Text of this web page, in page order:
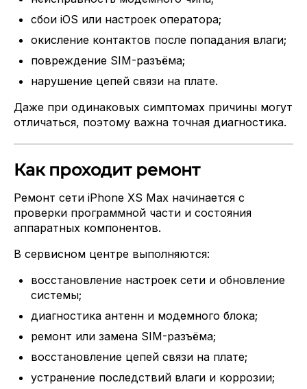
сбои iOS или настроек оператора;
окисление контактов после попадания влаги;
повреждение SIM-разъёма;
нарушение цепей связи на плате.
Даже при одинаковых симптомах причины могут
отличаться, поэтому важна точная диагностика.
Как проходит ремонт
Ремонт сети iPhone XS Max начинается с
проверки программной части и состояния
аппаратных компонентов.
В сервисном центре выполняются:
восстановление настроек сети и обновление
системы;
диагностика антенн и модемного блока;
ремонт или замена SIM-разъёма;
восстановление цепей связи на плате;
устранение последствий влаги и коррозии;